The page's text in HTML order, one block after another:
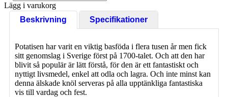
Lägg i varukorg
Beskrivning
Specifikationer
Potatisen har varit en viktig basföda i flera tusen år men fick
sitt genomslag i Sverige först på 1700-talet. Och att den har
blivit så populär är lätt förstå, för den är ett fantastiskt och
nyttigt livsmedel, enkel att odla och lagra. Och inte minst kan
denna älskade knöl serveras på alla upptänkliga fantastiska
vis till vardag och fest.